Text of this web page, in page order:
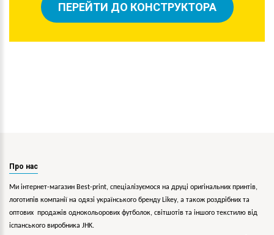
ПЕРЕЙТИ ДО КОНСТРУКТОРА
Про нас
Ми інтернет-магазин Best-print, спеціалізуємося на друці оригінальних принтів,
логотипів компанії на одязі українського бренду Likey, а також роздрібних та
оптових продажів однокольорових футболок, світшотів та іншого текстилю від
іспанського виробника JHK.